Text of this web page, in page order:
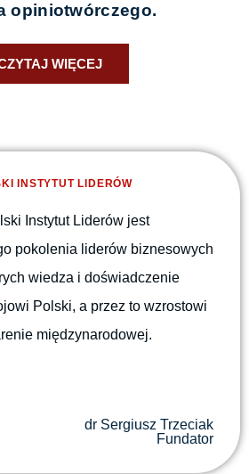
opiniotwórczego.
WIĘCEJ
INSTYTUT LIDERÓW
Instytut Liderów jest
pokolenia liderów biznesowych
wiedza i doświadczenie
Polski, a przez to wzrostowi
międzynarodowej.
dr Sergiusz Trzeciak
Fundator